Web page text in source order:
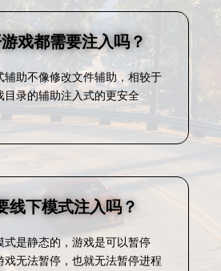
戏都需要注入吗？
辅助不像修改文件辅助，相较于
目录的辅助注入式的更安全
线下模式注入吗？
式是静态的，游戏是可以暂停
戏无法暂停，也就无法暂停进程